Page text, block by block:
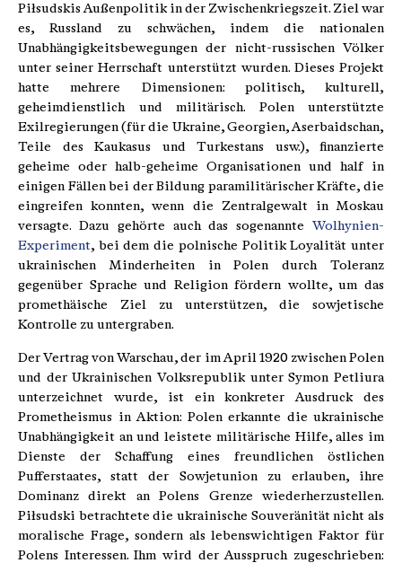
Piłsudskis Außenpolitik in der Zwischenkriegszeit. Ziel war
es, Russland zu schwächen, indem die nationalen
Unabhängigkeitsbewegungen der nicht-russischen Völker
unter seiner Herrschaft unterstützt wurden. Dieses Projekt
hatte mehrere Dimensionen: politisch, kulturell,
geheimdienstlich und militärisch. Polen unterstützte
Exilregierungen (für die Ukraine, Georgien, Aserbaidschan,
Teile des Kaukasus und Turkestans usw.), finanzierte
geheime oder halb-geheime Organisationen und half in
einigen Fällen bei der Bildung paramilitärischer Kräfte, die
eingreifen konnten, wenn die Zentralgewalt in Moskau
versagte. Dazu gehörte auch das sogenannte Wolhynien-
Experiment, bei dem die polnische Politik Loyalität unter
ukrainischen Minderheiten in Polen durch Toleranz
gegenüber Sprache und Religion fördern wollte, um das
promethäische Ziel zu unterstützen, die sowjetische
Kontrolle zu untergraben.
Der Vertrag von Warschau, der im April 1920 zwischen Polen
und der Ukrainischen Volksrepublik unter Symon Petliura
unterzeichnet wurde, ist ein konkreter Ausdruck des
Prometheismus in Aktion: Polen erkannte die ukrainische
Unabhängigkeit an und leistete militärische Hilfe, alles im
Dienste der Schaffung eines freundlichen östlichen
Pufferstaates, statt der Sowjetunion zu erlauben, ihre
Dominanz direkt an Polens Grenze wiederherzustellen.
Piłsudski betrachtete die ukrainische Souveränität nicht als
moralische Frage, sondern als lebenswichtigen Faktor für
Polens Interessen. Ihm wird der Ausspruch zugeschrieben: